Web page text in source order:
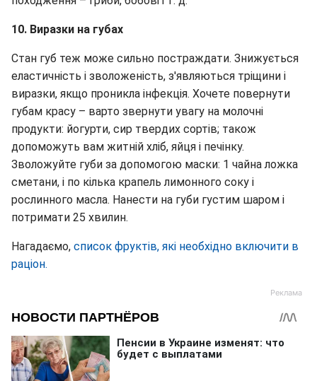
10. Виразки на губах
Стан губ теж може сильно постраждати. Знижується
еластичність і зволоженість, з'являються тріщини і
виразки, якщо проникла інфекція. Хочете повернути
губам красу – варто звернути увагу на молочні
продукти: йогурти, сир твердих сортів; також
допоможуть вам житній хліб, яйця і печінку.
Зволожуйте губи за допомогою маски: 1 чайна ложка
сметани, і по кілька крапель лимонного соку і
рослинного масла. Нанести на губи густим шаром і
потримати 25 хвилин.
Нагадаємо, список фруктів, які необхідно включити в
раціон.